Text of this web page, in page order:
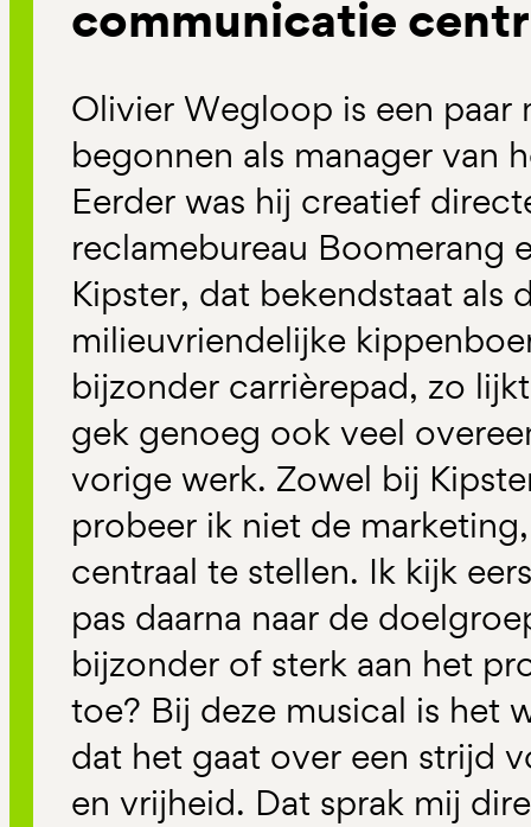
communicatie
Olivier Wegloop is een paar
begonnen als manager van
Eerder was hij creatief
reclamebureau Boomerang
Kipster, dat bekendstaat als
milieuvriendelijke
bijzonder carrièrepad, zo
gek genoeg ook veel
vorige werk. Zowel bij
probeer ik niet de
centraal te stellen. Ik kijk
pas daarna naar de
bijzonder of sterk aan het
toe? Bij deze musical is het
dat het gaat over een strijd
en vrijheid. Dat sprak mij